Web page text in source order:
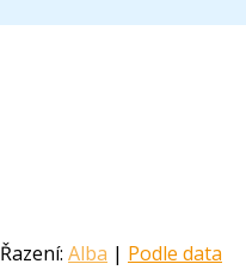
Řazení: Alba | Podle data